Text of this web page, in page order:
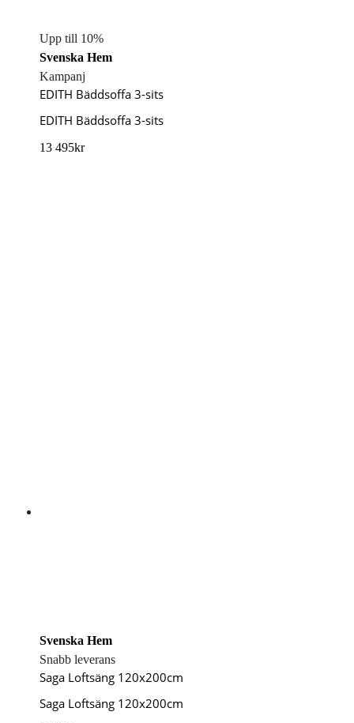
Upp till 10%
Svenska Hem
Kampanj
EDITH Bäddsoffa 3-sits
EDITH Bäddsoffa 3-sits
13 495kr
Svenska Hem
Snabb leverans
Saga Loftsäng 120x200cm
Saga Loftsäng 120x200cm